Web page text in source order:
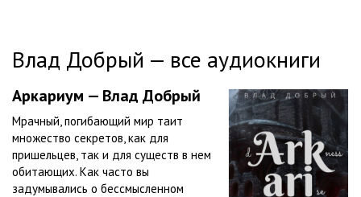
Влад Добрый — все аудиокниги
Аркариум — Влад Добрый
Мрачный, погибающий мир таит
множество секретов, как для
пришельцев, так и для существ в нем
обитающих. Как часто вы
задумывались о бессмысленном